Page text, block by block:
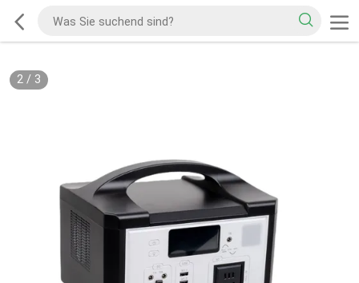
2/ 3